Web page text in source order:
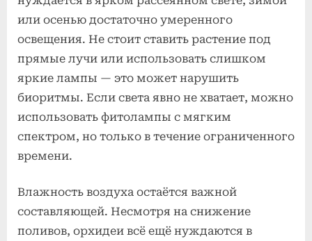
или осенью достаточно умеренного
освещения. Не стоит ставить растение под
прямые лучи или использовать слишком
яркие лампы — это может нарушить
биоритмы. Если света явно не хватает, можно
использовать фитолампы с мягким
спектром, но только в течение ограниченного
времени.
Влажность воздуха остаётся важной
составляющей. Несмотря на снижение
поливов, орхидеи всё ещё нуждаются в